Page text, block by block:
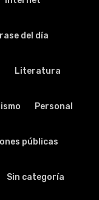
del día
Literatura
Personal
públicas
Sin categoría